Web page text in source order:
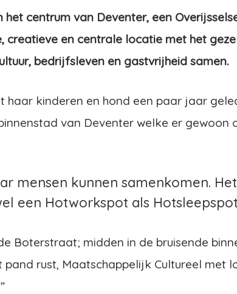
centrum van Deventer, een
creatieve en centrale locatie met het
bedrijfsleven en gastvrijheid samen.
haar kinderen en hond een paar jaar
van Deventer welke er gewoon
mensen kunnen samenkomen.
een Hotworkspot als
Boterstraat; midden in de bruisende
rust, Maatschappelijk Cultureel met